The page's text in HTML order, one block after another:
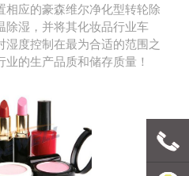
相应的豪森维尔净化型转轮除
除湿，并将其化妆品行业车
湿度控制在最为合适的范围之
的生产品质和储存质量！